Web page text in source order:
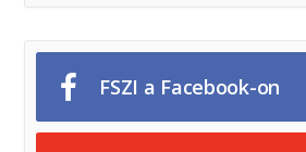
FSZI a Facebook-on